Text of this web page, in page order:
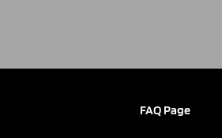
FAQ Page